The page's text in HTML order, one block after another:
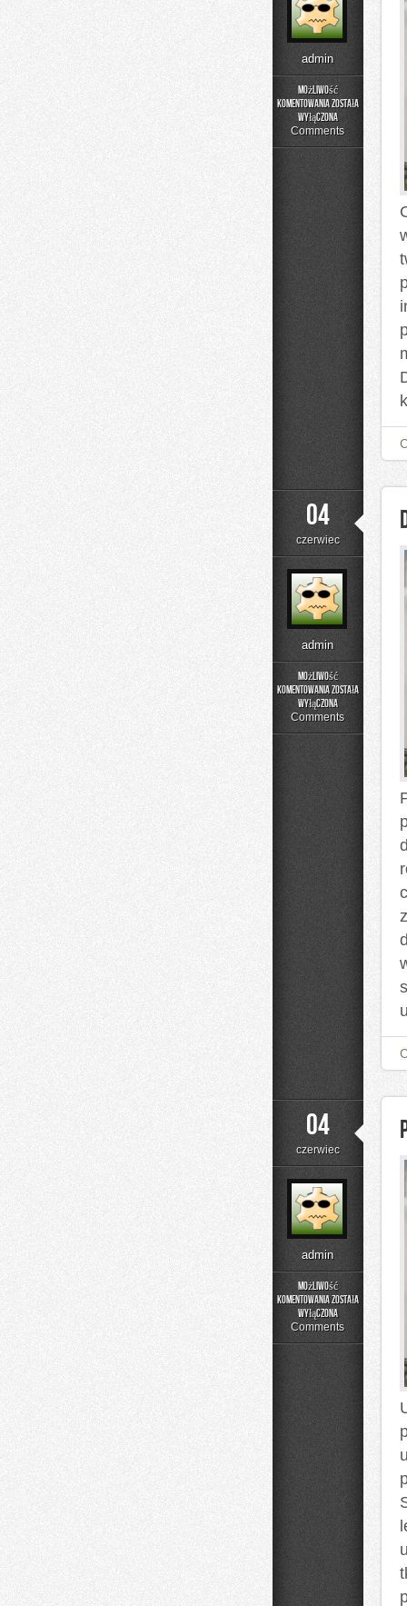
admin
Możliwość
komentowania
Europie
została
wyłączona
Comments
04
czerwiec
admin
Możliwość
komentowania
Projekty
została
wyłączona
Comments
04
czerwiec
admin
Możliwość
komentowania
Poradnik
Prania
została
wyłączona
Comments